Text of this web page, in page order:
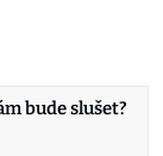
bude slušet?